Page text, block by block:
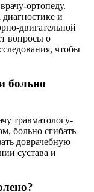
ортопеду.
и
двигательной
вопросы о
чтобы
больно
травматологу-
больно сгибать
доврачебную
сустава и